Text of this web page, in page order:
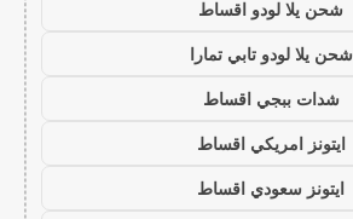
شحن يلا لودو اقساط
شحن يلا لودو تابي تمارا
شدات ببجي اقساط
ايتونز امريكي اقساط
ايتونز سعودي اقساط